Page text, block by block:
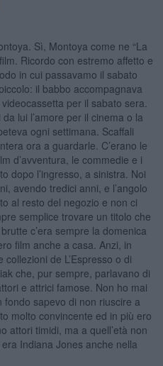
Sì, Montoya come ne “La
Ricordo con estremo affetto e
in cui passavamo il sabato
il babbo accompagnava
per il sabato sera.
lui l’amore per il cinema o la
ogni settimana. Scaffali
ora a guardarle. C’erano le
d’avventura, le commedie e i
dopo l’ingresso, a sinistra. Noi
avendo tredici anni, e l’angolo
al resto del negozio e non ci
semplice trovare un titolo che
c’era sempre la domenica
film anche a casa. Anzi, in
de L’Espresso o di
che, pur sempre, parlavano di
e attrici famose. Non ho mai
sapevo di non riuscire a
molto convincente ed in più ero
attori timidi, ma a quell’età non
Indiana Jones anche nella